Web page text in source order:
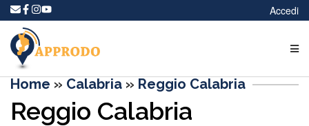
Accedi
Home » Calabria » Reggio Calabria
Reggio Calabria